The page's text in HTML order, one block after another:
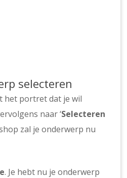
selecteren
het portret dat je wil
naar ‘Selecteren
zal je onderwerp nu
. Je hebt nu je onderwerp